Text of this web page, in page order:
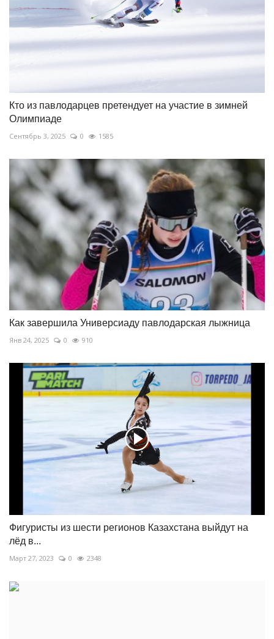
Кто из павлодарцев претендует на участие в зимней
Олимпиаде
Сентябрь 3, 2025 0 1585
Как завершила Универсиаду павлодарская лыжница
Янв 24, 2025 0 910
Фигуристы из шести регионов Казахстана выйдут на
лёд в...
Март 27, 2023 0 2348